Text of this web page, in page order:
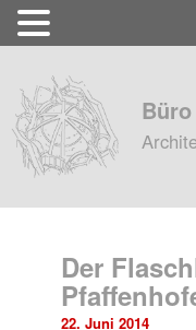
Der
22. Juni 2014